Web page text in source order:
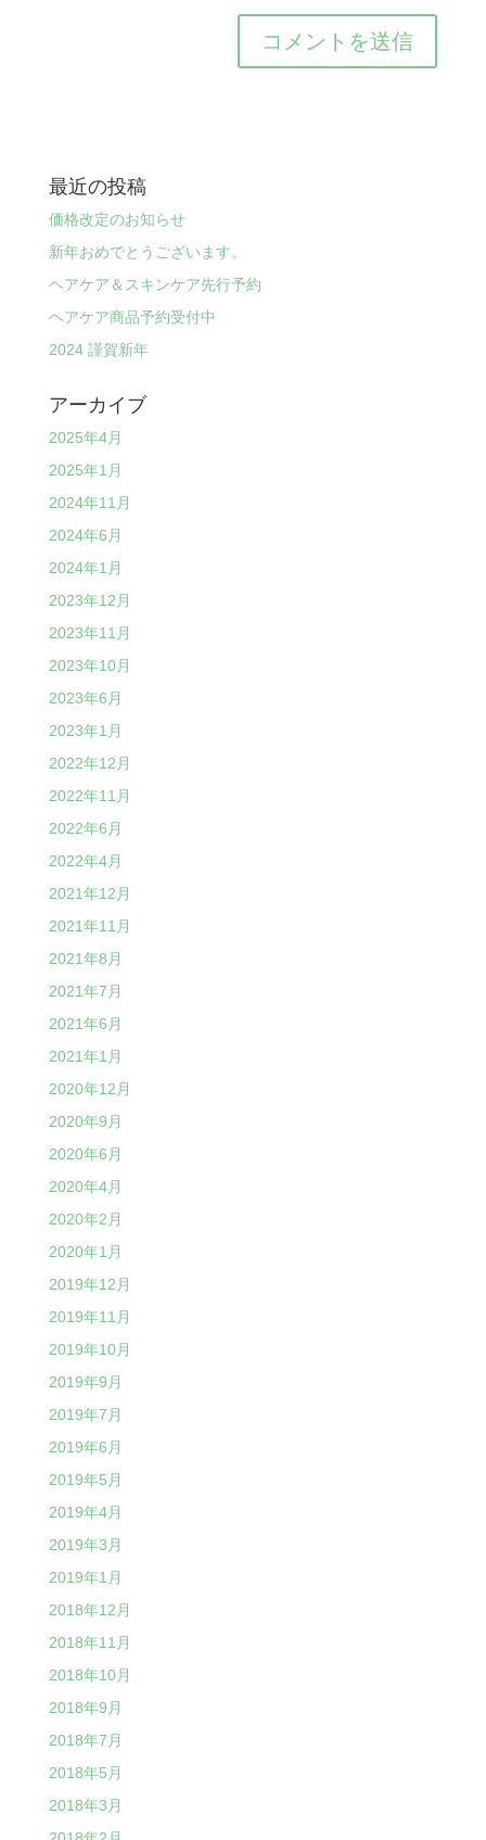
最近の投稿
価格改定のお知らせ
新年おめでとうございます。
ヘアケア＆スキンケア先行予約
ヘアケア商品予約受付中
2024 謹賀新年
アーカイブ
2025年4月
2025年1月
2024年11月
2024年6月
2024年1月
2023年12月
2023年11月
2023年10月
2023年6月
2023年1月
2022年12月
2022年11月
2022年6月
2022年4月
2021年12月
2021年11月
2021年8月
2021年7月
2021年6月
2021年1月
2020年12月
2020年9月
2020年6月
2020年4月
2020年2月
2020年1月
2019年12月
2019年11月
2019年10月
2019年9月
2019年7月
2019年6月
2019年5月
2019年4月
2019年3月
2019年1月
2018年12月
2018年11月
2018年10月
2018年9月
2018年7月
2018年5月
2018年3月